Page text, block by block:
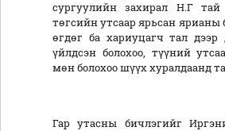
сургуулийн захирал Н.Г
төгсийн утсаар ярьсан ярианы
өгдөг ба хариуцагч тал дээр
үйлдсэн болохоо, түүний
мөн болохоо шүүх хуралдаанд
Гар утасны бичлэгийг